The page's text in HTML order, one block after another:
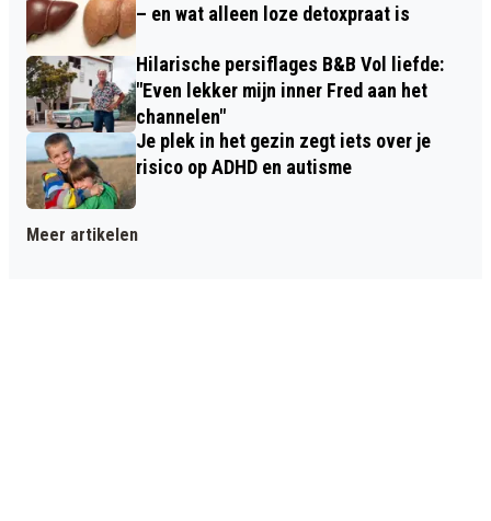
– en wat alleen loze detoxpraat is
Hilarische persiflages B&B Vol liefde:
"Even lekker mijn inner Fred aan het
channelen"
Je plek in het gezin zegt iets over je
risico op ADHD en autisme
Meer artikelen